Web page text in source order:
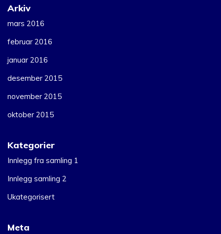
Arkiv
mars 2016
februar 2016
januar 2016
desember 2015
november 2015
oktober 2015
Kategorier
Innlegg fra samling 1
Innlegg samling 2
Ukategorisert
Meta